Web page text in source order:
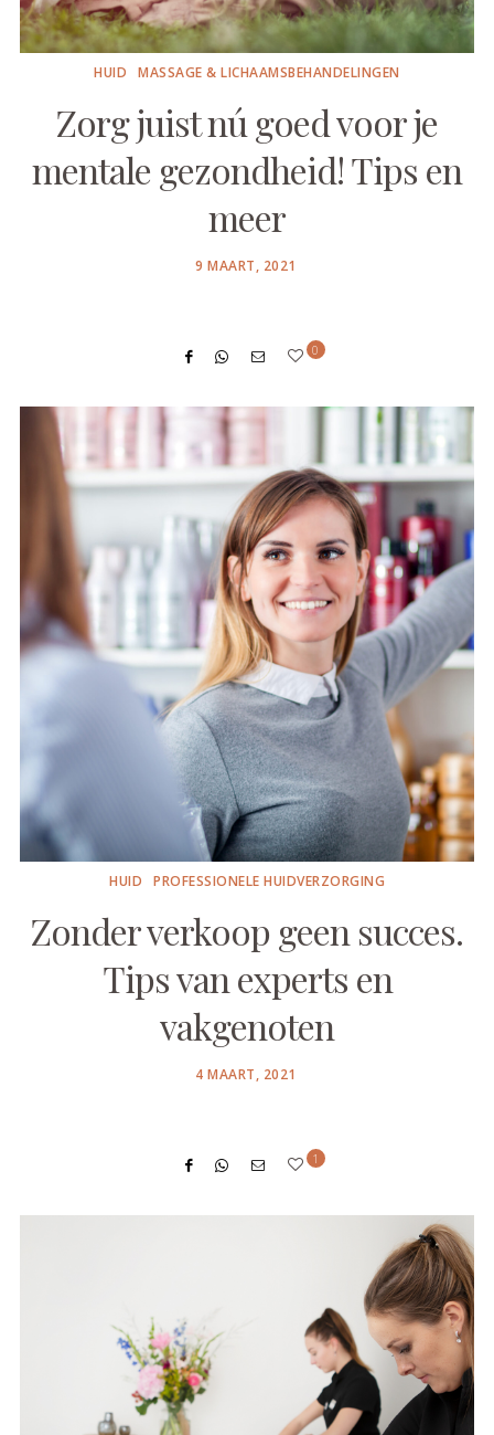
HUID MASSAGE & LICHAAMSBEHANDELINGEN
Zorg juist nú goed voor je
mentale gezondheid! Tips en
meer
POSTED
9 MAART, 2021
0
HUID PROFESSIONELE HUIDVERZORGING
Zonder verkoop geen succes.
Tips van experts en
vakgenoten
POSTED
4 MAART, 2021
1